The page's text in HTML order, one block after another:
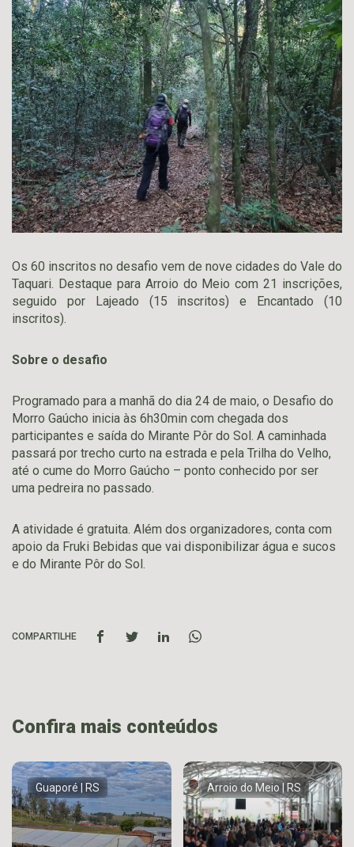
Os 60 inscritos no desafio vem de nove cidades do Vale do
Taquari. Destaque para Arroio do Meio com 21 inscrições,
seguido por Lajeado (15 inscritos) e Encantado (10
inscritos).
Sobre o desafio
Programado para a manhã do dia 24 de maio, o Desafio do
Morro Gaúcho inicia às 6h30min com chegada dos
participantes e saída do Mirante Pôr do Sol. A caminhada
passará por trecho curto na estrada e pela Trilha do Velho,
até o cume do Morro Gaúcho – ponto conhecido por ser
uma pedreira no passado.
A atividade é gratuita. Além dos organizadores, conta com
apoio da Fruki Bebidas que vai disponibilizar água e sucos
e do Mirante Pôr do Sol.
COMPARTILHE
Confira mais conteúdos
Guaporé | RS Arroio do Meio | RS